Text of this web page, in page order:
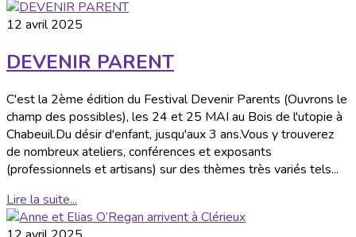
12 avril 2025
DEVENIR PARENT
C'est la 2ème édition du Festival Devenir Parents (Ouvrons le
champ des possibles), les 24 et 25 MAI au Bois de l'utopie à
Chabeuil.Du désir d'enfant, jusqu'aux 3 ans.Vous y trouverez
de nombreux ateliers, conférences et exposants
(professionnels et artisans) sur des thèmes très variés tels...
Lire la suite...